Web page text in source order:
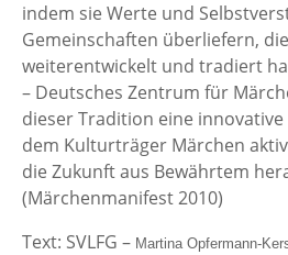
indem sie Werte und
Gemeinschaften überliefern,
weiterentwickelt und tradiert
– Deutsches Zentrum für
dieser Tradition eine
dem Kulturträger Märchen
die Zukunft aus Bewährtem
(Märchenmanifest 2010)
Text: SVLFG – Martina Opfermann-